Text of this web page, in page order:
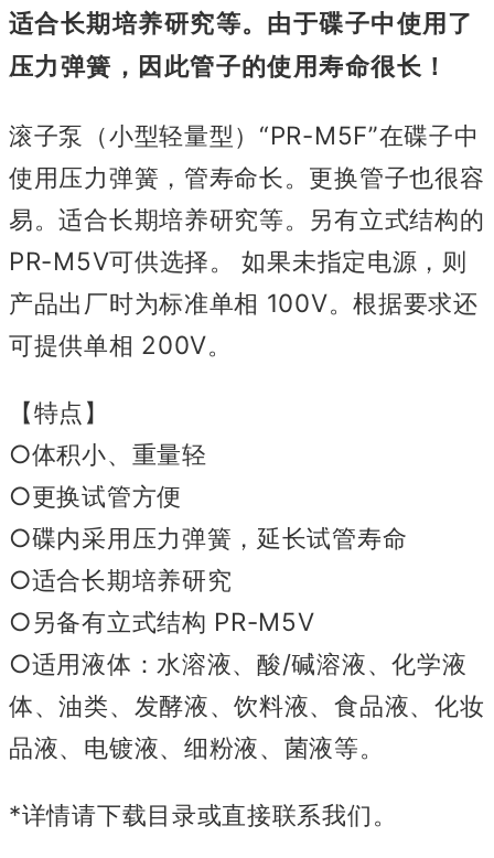
适合长期培养研究等。由于碟子中使用了
压力弹簧，因此管子的使用寿命很长！
滚子泵（小型轻量型）“PR-M5F”在碟子中
使用压力弹簧，管寿命长。更换管子也很容
易。适合长期培养研究等。另有立式结构的
PR-M5V可供选择。 如果未指定电源，则
产品出厂时为标准单相 100V。根据要求还
可提供单相 200V。
【特点】
○体积小、重量轻
○更换试管方便
○碟内采用压力弹簧，延长试管寿命
○适合长期培养研究
○另备有立式结构 PR-M5V
○适用液体：水溶液、酸/碱溶液、化学液
体、油类、发酵液、饮料液、食品液、化妆
品液、电镀液、细粉液、菌液等。
*详情请下载目录或直接联系我们。